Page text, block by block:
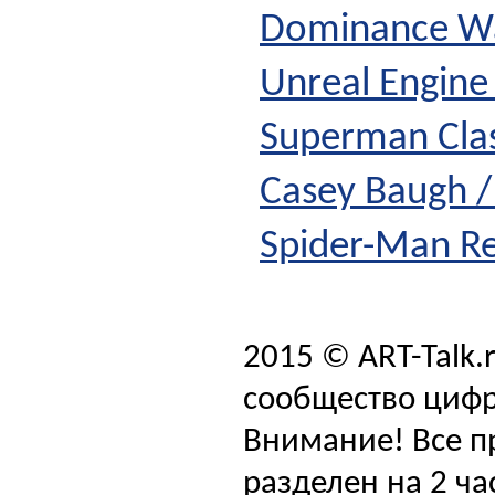
Dominance
Unreal
Superman
Casey Baugh
Spider-Man
2015 © ART-
сообщество
Внимание! Все
разделен на 2